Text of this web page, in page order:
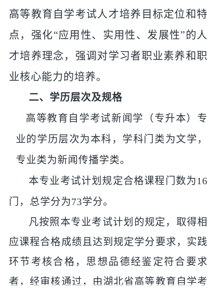
高等教育自学考试人才培养目标定位和特
点，强化“应用性、实用性、发展性”的人
才培养理念，强调对学习者职业素养和职
业核心能力的培养。
二、学历层次及规格
高等教育自学考试新闻学（专升本）专
业的学历层次为本科 ， 学科门 类为文学，
专业类为新闻传播学类。
本专业考试计划规定合格课程门数为16
门，总学分为73学分。
凡按照本专业考试计划的规定，取得相
应课程合格成绩且达到规定学分要求， 实践
环节考核合格，思想品德经鉴定符合要求
者，经审核通过，由湖北省高等教育自学考